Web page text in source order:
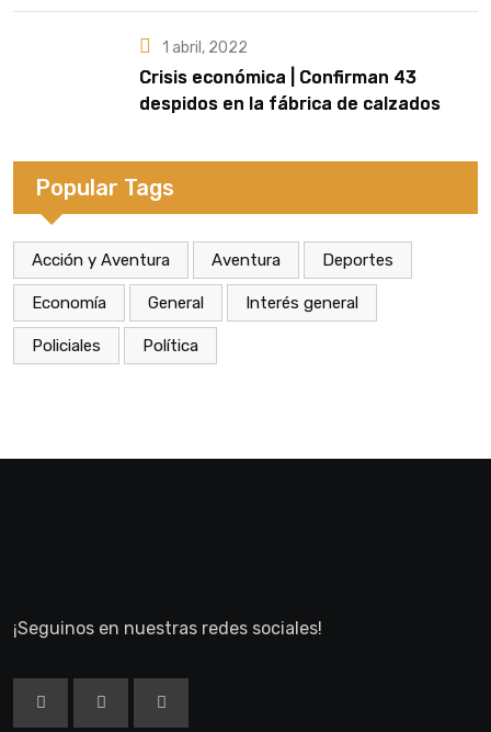
1 abril, 2022
Crisis económica | Confirman 43
despidos en la fábrica de calzados
Popular Tags
Acción y Aventura Aventura Deportes
Economía General Interés general
Policiales Política
¡Seguinos en nuestras redes sociales!